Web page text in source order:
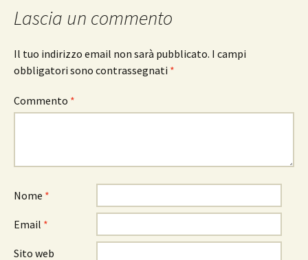
Lascia un commento
Il tuo indirizzo email non sarà pubblicato. I campi
obbligatori sono contrassegnati *
Commento *
Nome *
Email *
Sito web